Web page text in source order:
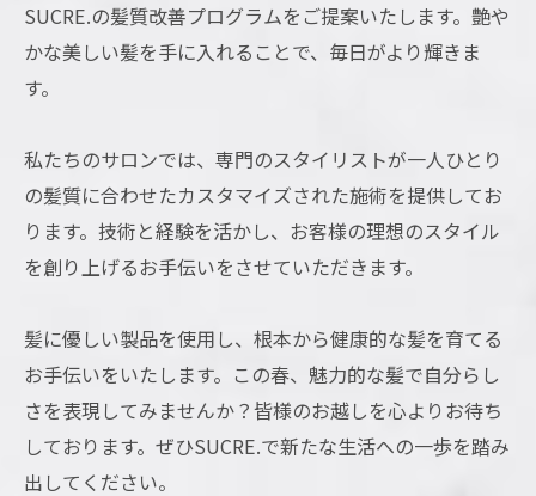
SUCRE.の髪質改善プログラムをご提案いたします。艶や
かな美しい髪を手に入れることで、毎日がより輝きま
す。
私たちのサロンでは、専門のスタイリストが一人ひとり
の髪質に合わせたカスタマイズされた施術を提供してお
ります。技術と経験を活かし、お客様の理想のスタイル
を創り上げるお手伝いをさせていただきます。
髪に優しい製品を使用し、根本から健康的な髪を育てる
お手伝いをいたします。この春、魅力的な髪で自分らし
さを表現してみませんか？皆様のお越しを心よりお待ち
しております。ぜひSUCRE.で新たな生活への一歩を踏み
出してください。